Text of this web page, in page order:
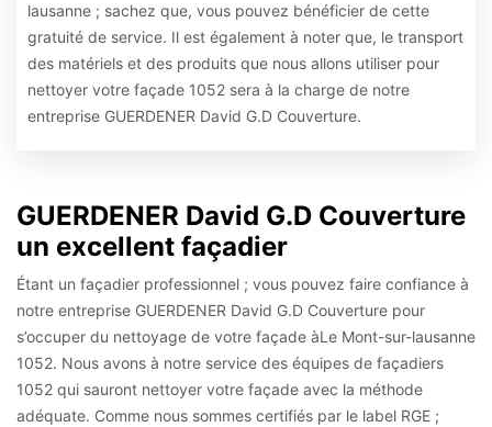
lausanne ; sachez que, vous pouvez bénéficier de cette
gratuité de service. Il est également à noter que, le transport
des matériels et des produits que nous allons utiliser pour
nettoyer votre façade 1052 sera à la charge de notre
entreprise GUERDENER David G.D Couverture.
GUERDENER David G.D Couverture
un excellent façadier
Étant un façadier professionnel ; vous pouvez faire confiance à
notre entreprise GUERDENER David G.D Couverture pour
s’occuper du nettoyage de votre façade àLe Mont-sur-lausanne
1052. Nous avons à notre service des équipes de façadiers
1052 qui sauront nettoyer votre façade avec la méthode
adéquate. Comme nous sommes certifiés par le label RGE ;